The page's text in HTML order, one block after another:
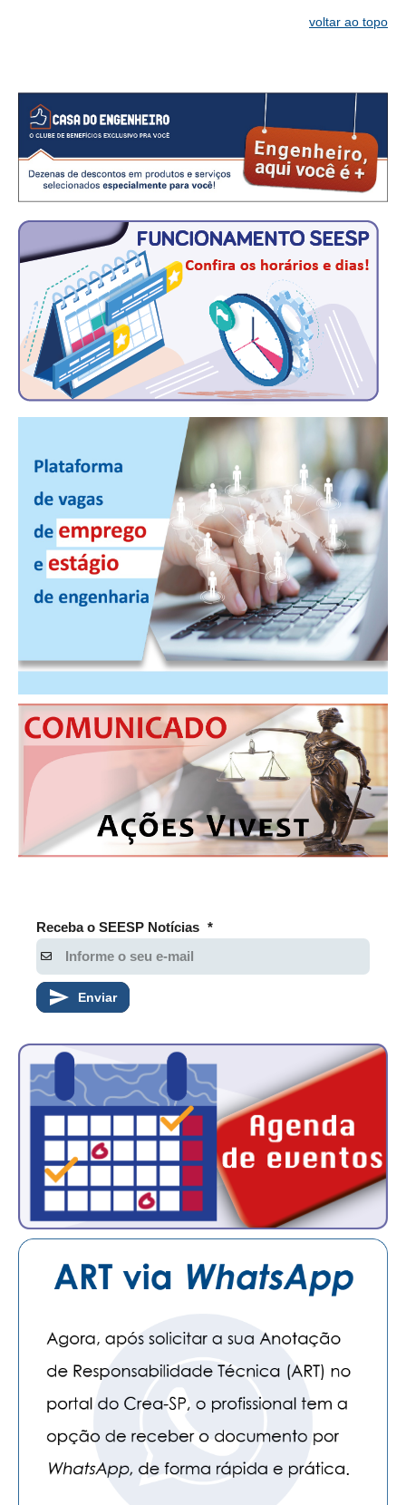
voltar ao topo
Receba o SEESP Notícias *
Enviar